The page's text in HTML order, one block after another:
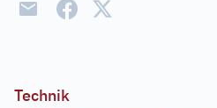
Technik